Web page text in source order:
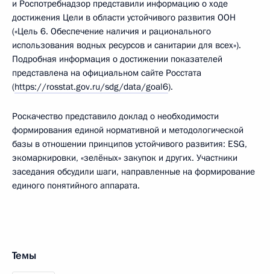
и Роспотребнадзор представили информацию о ходе
достижения Цели в области устойчивого развития ООН
(«Цель 6. Обеспечение наличия и рационального
использования водных ресурсов и санитарии для всех»).
Подробная информация о достижении показателей
представлена на официальном сайте Росстата
(https://rosstat.gov.ru/sdg/data/goal6).
Роскачество представило доклад о необходимости
формирования единой нормативной и методологической
базы в отношении принципов устойчивого развития: ESG,
экомаркировки, «зелёных» закупок и других. Участники
заседания обсудили шаги, направленные на формирование
единого понятийного аппарата.
Темы